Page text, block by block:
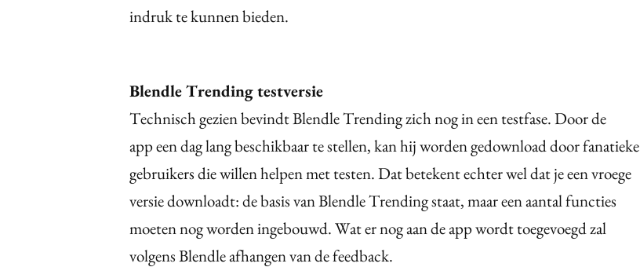
indruk te kunnen bieden.
Blendle Trending testversie
Technisch gezien bevindt Blendle Trending zich nog in een testfase. Door de
app een dag lang beschikbaar te stellen, kan hij worden gedownload door fanatieke
gebruikers die willen helpen met testen. Dat betekent echter wel dat je een vroege
versie downloadt: de basis van Blendle Trending staat, maar een aantal functies
moeten nog worden ingebouwd. Wat er nog aan de app wordt toegevoegd zal
volgens Blendle afhangen van de feedback.